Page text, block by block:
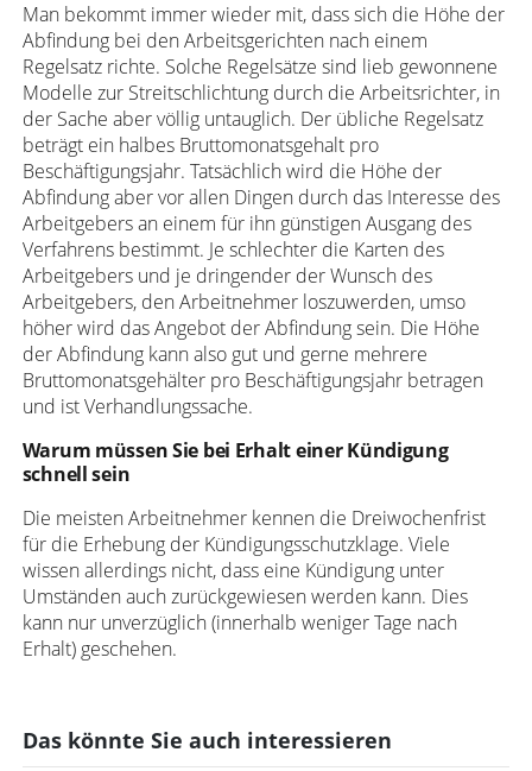
Man bekommt immer wieder mit, dass sich die Höhe der
Abfindung bei den Arbeitsgerichten nach einem
Regelsatz richte. Solche Regelsätze sind lieb gewonnene
Modelle zur Streitschlichtung durch die Arbeitsrichter, in
der Sache aber völlig untauglich. Der übliche Regelsatz
beträgt ein halbes Bruttomonatsgehalt pro
Beschäftigungsjahr. Tatsächlich wird die Höhe der
Abfindung aber vor allen Dingen durch das Interesse des
Arbeitgebers an einem für ihn günstigen Ausgang des
Verfahrens bestimmt. Je schlechter die Karten des
Arbeitgebers und je dringender der Wunsch des
Arbeitgebers, den Arbeitnehmer loszuwerden, umso
höher wird das Angebot der Abfindung sein. Die Höhe
der Abfindung kann also gut und gerne mehrere
Bruttomonatsgehälter pro Beschäftigungsjahr betragen
und ist Verhandlungssache.
Warum müssen Sie bei Erhalt einer Kündigung
schnell sein
Die meisten Arbeitnehmer kennen die Dreiwochenfrist
für die Erhebung der Kündigungsschutzklage. Viele
wissen allerdings nicht, dass eine Kündigung unter
Umständen auch zurückgewiesen werden kann. Dies
kann nur unverzüglich (innerhalb weniger Tage nach
Erhalt) geschehen.
Das könnte Sie auch interessieren